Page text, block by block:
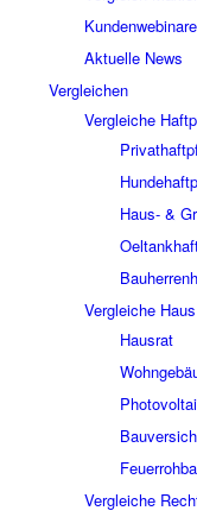
Kundenwebinare
Aktuelle News
Vergleichen
Vergleiche
Haus- &
Vergleiche
Hausrat
Vergleiche